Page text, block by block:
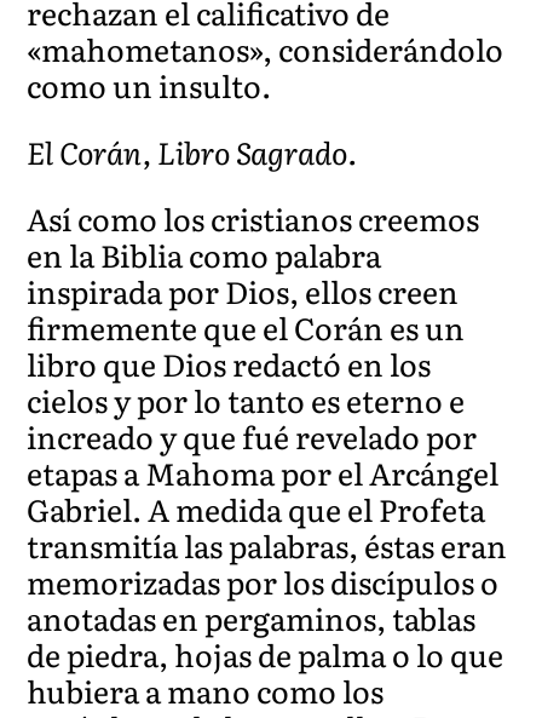
rechazan el calificativo de
«mahometanos», considerándolo
como un insulto.
El Corán, Libro Sagrado.
Así como los cristianos creemos
en la Biblia como palabra
inspirada por Dios, ellos creen
firmemente que el Corán es un
libro que Dios redactó en los
cielos y por lo tanto es eterno e
increado y que fué revelado por
etapas a Mahoma por el Arcángel
Gabriel. A medida que el Profeta
transmitía las palabras, éstas eran
memorizadas por los discípulos o
anotadas en pergaminos, tablas
de piedra, hojas de palma o lo que
hubiera a mano como los